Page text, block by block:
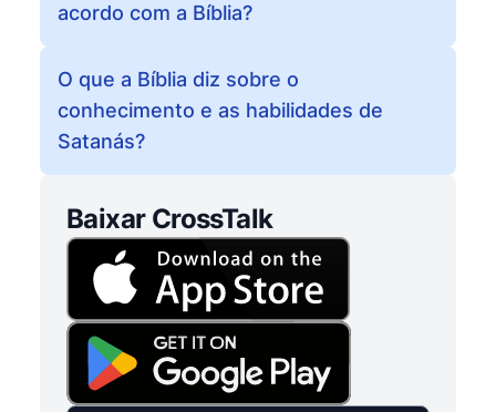
acordo com a Bíblia?
O que a Bíblia diz sobre o
conhecimento e as habilidades de
Satanás?
Baixar CrossTalk